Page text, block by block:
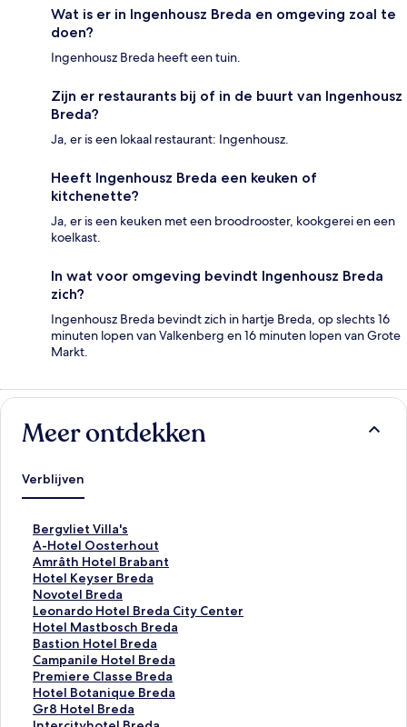
Wat is er in Ingenhousz Breda en omgeving zoal te
doen?
Ingenhousz Breda heeft een tuin.
Zijn er restaurants bij of in de buurt van Ingenhousz
Breda?
Ja, er is een lokaal restaurant: Ingenhousz.
Heeft Ingenhousz Breda een keuken of
kitchenette?
Ja, er is een keuken met een broodrooster, kookgerei en een
koelkast.
In wat voor omgeving bevindt Ingenhousz Breda
zich?
Ingenhousz Breda bevindt zich in hartje Breda, op slechts 16
minuten lopen van Valkenberg en 16 minuten lopen van Grote
Markt.
Meer ontdekken
Verblijven
Bergvliet Villa's
L
i
n
k
o
p
e
n
t
d
e
p
A-Hotel Oosterhout
L
i
n
k
o
p
e
n
t
d
e
Amrâth Hotel Brabant
L
i
n
k
o
p
e
n
t
d
Hotel Keyser Breda
L
i
n
k
o
p
e
n
t
Novotel Breda
L
i
n
k
o
p
e
n
Leonardo Hotel Breda City Center
L
i
n
k
o
p
e
Hotel Mastbosch Breda
L
i
n
k
o
p
Bastion Hotel Breda
L
i
n
k
o
Campanile Hotel Breda
L
i
n
k
Premiere Classe Breda
L
i
n
Hotel Botanique Breda
L
iGr8 Hotel Breda
L